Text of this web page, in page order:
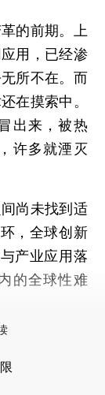
的前期。上
用，已经渗
所不在。而
在摸索中。
出来，被热
许多就湮灭
尚未找到适
，全球创新
产业应用落
的全球性难